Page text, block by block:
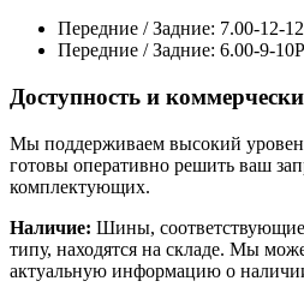
Передние / Задние: 7.00-12-
Передние / Задние: 6.00-9-
Доступность и
Мы поддерживаем высокий
готовы оперативно решить ваш
комплектующих.
Наличие: Шины,
типу, находятся на складе. Мы
актуальную информацию о